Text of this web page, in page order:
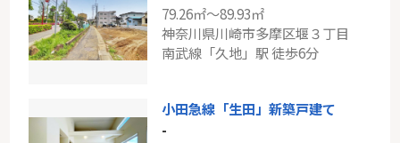
79.26㎡～89.93㎡
神奈川県川崎市多摩区堰３丁目
南武線「久地」駅 徒歩6分
小田急線「生田」新築戸建て
-